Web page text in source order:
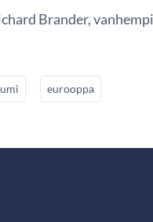
Brander,
eurooppa